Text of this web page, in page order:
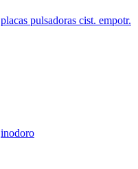
placas pulsadoras cist. empotr.
inodoro